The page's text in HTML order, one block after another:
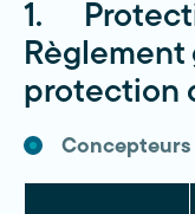
1.
Règlement
protection